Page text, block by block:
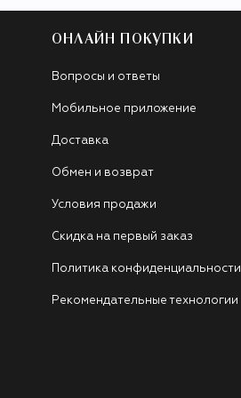
ОНЛАЙН ПОКУПКИ
Вопросы и ответы
Мобильное приложение
Доставка
Обмен и возврат
Условия продажи
Скидка на первый заказ
Политика конфиденциальности
Рекомендательные технологии